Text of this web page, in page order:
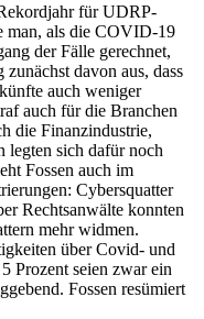
für UDRP-
man, als die COVID-19
der Fälle gerechnet,
davon aus, dass
auch weniger
auch für die Branchen
die Finanzindustrie,
legten sich dafür noch
Fossen auch im
Cybersquatter
Rechtsanwälte konnten
mehr widmen.
über Covid- und
Prozent seien zwar ein
Fossen resümiert